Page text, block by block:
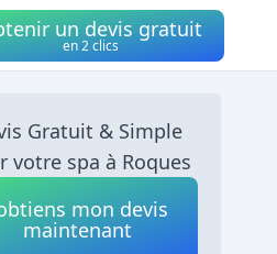
un devis gratuit
en 2 clics
Gratuit & Simple
votre spa à Roques
mon devis
maintenant